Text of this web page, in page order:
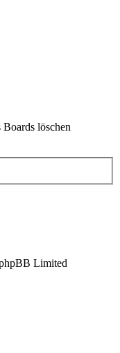
löschen
Limited